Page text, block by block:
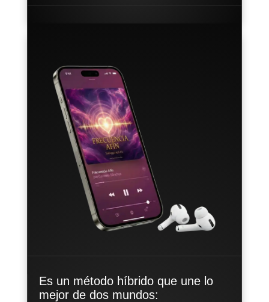
Es un método híbrido que une lo
mejor de dos mundos: